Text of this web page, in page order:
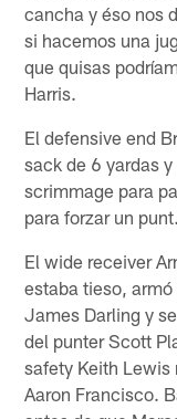
cancha y éso nos
si hacemos una
que quisas
Harris.
El defensive end
sack de 6 yardas
scrimmage para
para forzar un punt.
El wide receiver
estaba tieso,
James Darling y
del punter Scott
safety Keith Lewis
Aaron Francisco.